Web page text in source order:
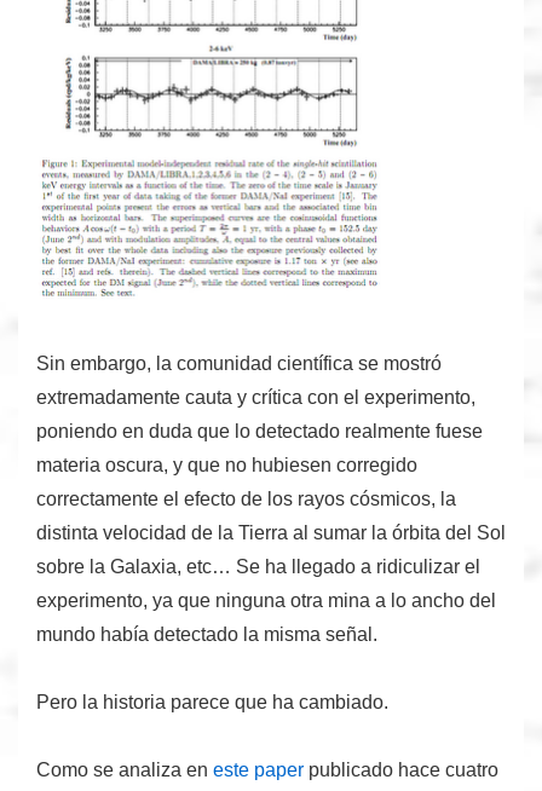
Sin embargo, la comunidad científica se mostró
extremadamente cauta y crítica con el experimento,
poniendo en duda que lo detectado realmente fuese
materia oscura, y que no hubiesen corregido
correctamente el efecto de los rayos cósmicos, la
distinta velocidad de la Tierra al sumar la órbita del Sol
sobre la Galaxia, etc… Se ha llegado a ridiculizar el
experimento, ya que ninguna otra mina a lo ancho del
mundo había detectado la misma señal.
Pero la historia parece que ha cambiado.
Como se analiza en este paper publicado hace cuatro